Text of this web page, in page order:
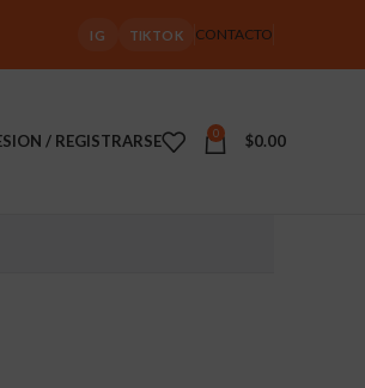
IG TIKTOK CONTACTO
/ REGISTRARSE 0 $0.00